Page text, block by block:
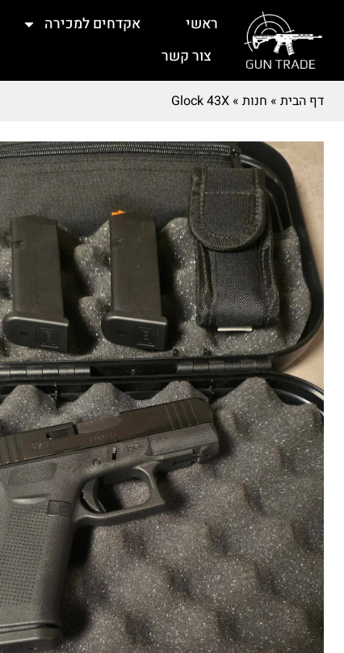
ראשי אקדחים למכירה
צור קשר
דף הבית » חנות »
Glock 43X